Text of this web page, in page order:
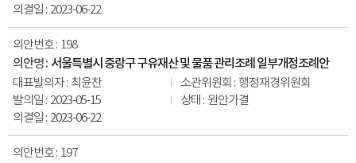
2023-06-22
198
서울특별시 중랑구 구유재산 및 물품 관리조례 일부개정조례안
최윤찬
행정재경위원회
2023-05-15
원안가결
2023-06-22
197